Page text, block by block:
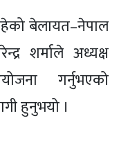
बेलायत–नेपाल
शर्माले अध्यक्ष
गर्नुभएको
हुनुभयो ।